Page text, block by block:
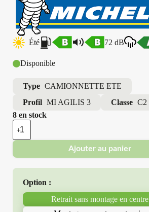
Été 72 dB
Disponible
Type CAMIONNETTE ETE
Profil MI AGILIS 3 Classe C2
8 en stock
quantité
de
Michelin
Pneus
Neufs
215/60R17
109/107
Ajouter au panier
Option :
Retrait sans montage en centre